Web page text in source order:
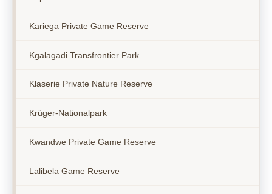
Kariega Private Game Reserve
Kgalagadi Transfrontier Park
Klaserie Private Nature Reserve
Krüger-Nationalpark
Kwandwe Private Game Reserve
Lalibela Game Reserve